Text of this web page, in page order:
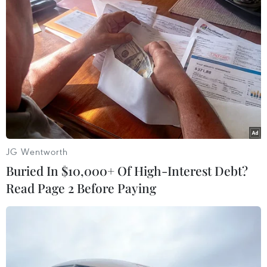
xe) và Ford (3.320 xe), Mitsubishi (2.301 xe),
Mazda (1.960 xe), Suzuki (1.229 xe)…
(Vietnam+)
JG Wentworth
Buried In $10,000+ Of High-Interest Debt?
Read Page 2 Before Paying